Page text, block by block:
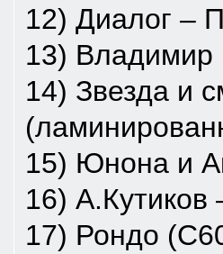
12) Диалог –
13) Владимир
14) Звезда и
15) Юнона и
16)
17) Рондо